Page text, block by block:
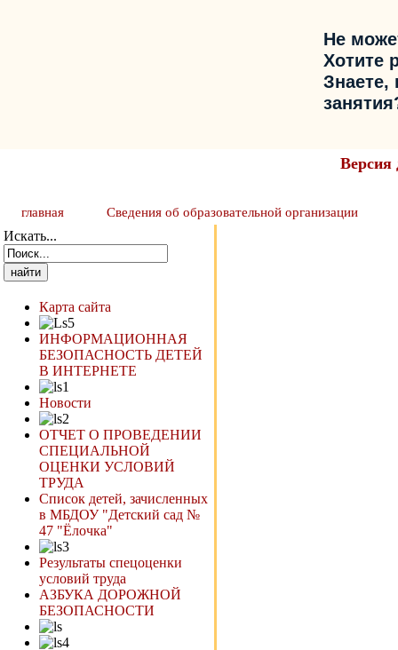
Не
Хотите
Знаете,
Версия
главная Сведения об образовательной организации
Искать...
Карта сайта
ИНФОРМАЦИОННАЯ
БЕЗОПАСНОСТЬ ДЕТЕЙ
В ИНТЕРНЕТЕ
Новости
ОТЧЕТ О ПРОВЕДЕНИИ
СПЕЦИАЛЬНОЙ
ОЦЕНКИ УСЛОВИЙ
ТРУДА
Список детей, зачисленных
в МБДОУ "Детский сад №
47 "Ёлочка"
Результаты спецоценки
условий труда
АЗБУКА ДОРОЖНОЙ
БЕЗОПАСНОСТИ